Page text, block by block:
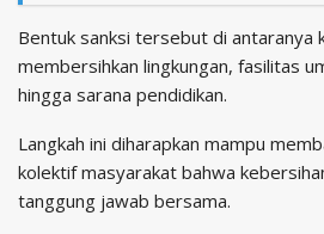
Bentuk sanksi tersebut di antaranya
membersihkan lingkungan, fasilitas
hingga sarana pendidikan.
Langkah ini diharapkan mampu
kolektif masyarakat bahwa
tanggung jawab bersama.